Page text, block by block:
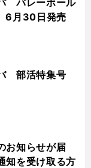
月30日発売
部活特集号
お知らせが届
知を受け取る方